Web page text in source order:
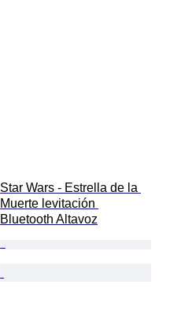
Star Wars - Estrella de la
Muerte levitación
Bluetooth Altavoz